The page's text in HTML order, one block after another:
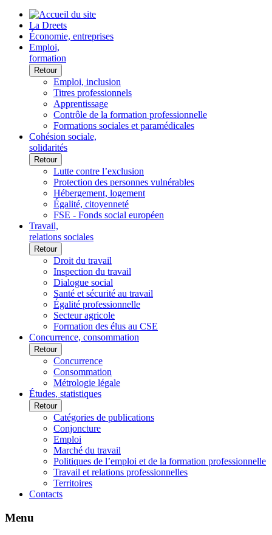
La Dreets
Économie, entreprises
Emploi,
formation
Retour
Emploi, inclusion
Titres professionnels
Apprentissage
Contrôle de la formation professionnelle
Formations sociales et paramédicales
Cohésion sociale,
solidarités
Retour
Lutte contre l’exclusion
Protection des personnes vulnérables
Hébergement, logement
Égalité, citoyenneté
FSE - Fonds social européen
Travail,
relations sociales
Retour
Droit du travail
Inspection du travail
Dialogue social
Santé et sécurité au travail
Égalité professionnelle
Secteur agricole
Formation des élus au CSE
Concurrence, consommation
Retour
Concurrence
Consommation
Métrologie légale
Études, statistiques
Retour
Catégories de publications
Conjoncture
Emploi
Marché du travail
Politiques de l’emploi et de la formation professionnelle
Travail et relations professionnelles
Territoires
Contacts
Menu